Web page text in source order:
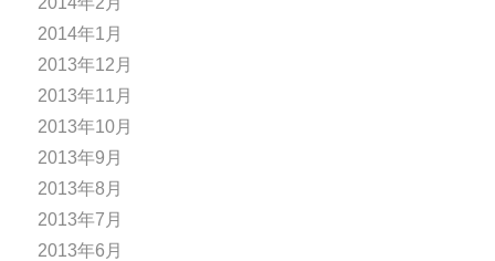
2014年1月
2013年12月
2013年11月
2013年10月
2013年9月
2013年8月
2013年7月
2013年6月